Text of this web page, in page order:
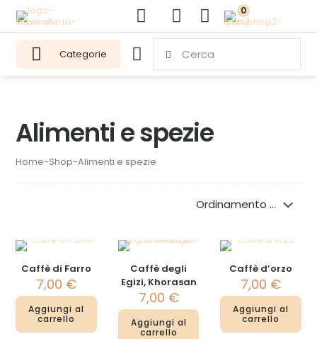
0
Categorie
Alimenti e spezie
Home-Shop-Alimenti e spezie
Caffè di Farro
7,00 €
Aggiungi al
carrello
Caffè degli
Egizi, Khorasan
7,00 €
Aggiungi al
carrello
Caffè d’orzo
7,00 €
Aggiungi al
carrello